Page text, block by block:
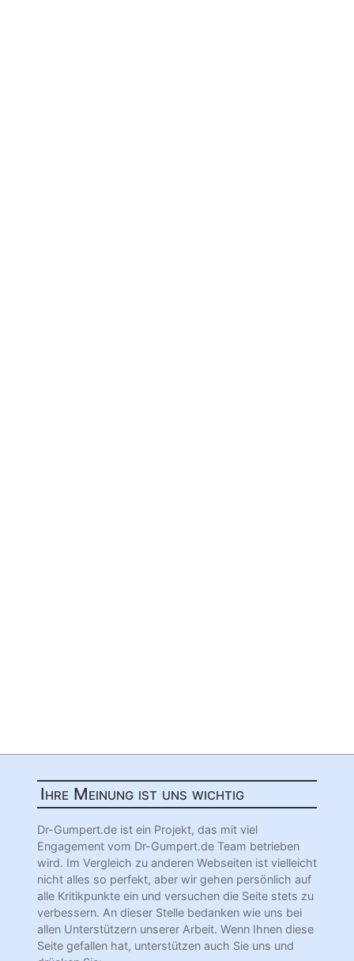
Ihre Meinung ist uns wichtig
Dr-Gumpert.de ist ein Projekt, das mit viel
Engagement vom Dr-Gumpert.de Team betrieben
wird. Im Vergleich zu anderen Webseiten ist vielleicht
nicht alles so perfekt, aber wir gehen persönlich auf
alle Kritikpunkte ein und versuchen die Seite stets zu
verbessern. An dieser Stelle bedanken wie uns bei
allen Unterstützern unserer Arbeit. Wenn Ihnen diese
Seite gefallen hat, unterstützen auch Sie uns und